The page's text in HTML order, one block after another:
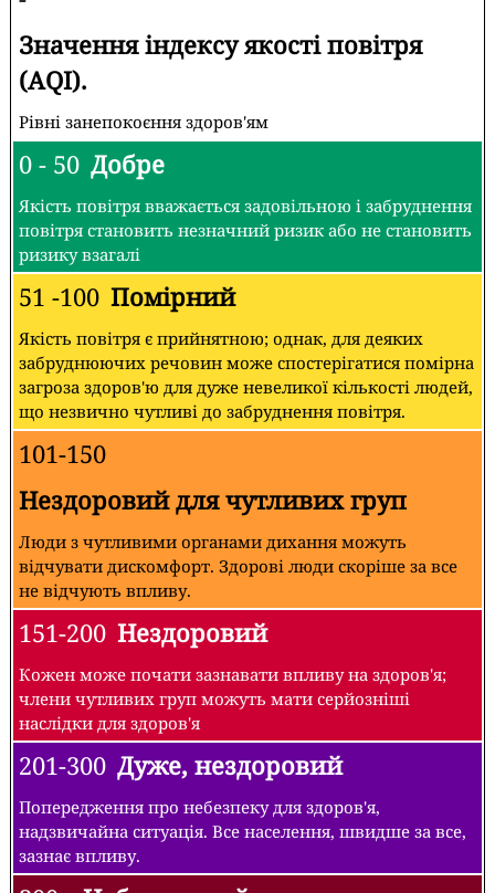
Значення індексу якості повітря
(AQI).
Рівні занепокоєння здоров'ям
0 - 50 Добре
Якість повітря вважається задовільною і забруднення
повітря становить незначний ризик або не становить
ризику взагалі
51 -100 Помірний
Якість повітря є прийнятною; однак, для деяких
забруднюючих речовин може спостерігатися помірна
загроза здоров'ю для дуже невеликої кількості людей,
що незвично чутливі до забруднення повітря.
101-150
Нездоровий для чутливих груп
Люди з чутливими органами дихання можуть
відчувати дискомфорт. Здорові люди скоріше за все
не відчують впливу.
151-200 Нездоровий
Кожен може почати зазнавати впливу на здоров'я;
члени чутливих груп можуть мати серйозніші
наслідки для здоров'я
201-300 Дуже, нездоровий
Попередження про небезпеку для здоров'я,
надзвичайна ситуація. Все населення, швидше за все,
зазнає впливу.